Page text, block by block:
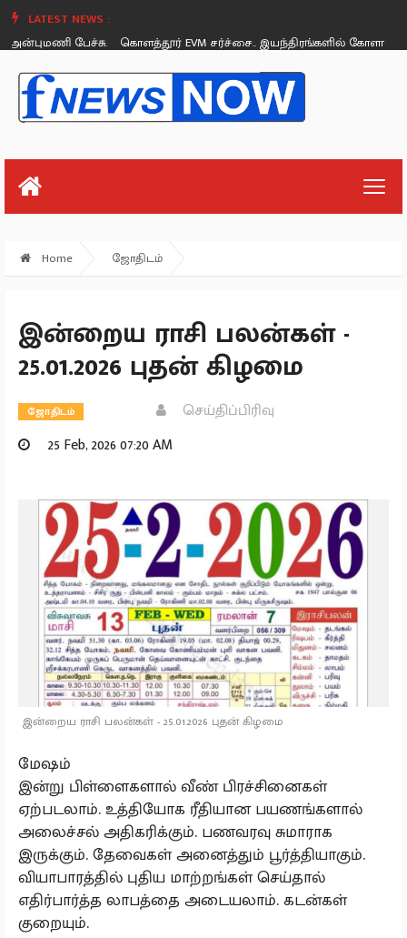
LATEST NEWS :
பேச்சு.
கொளத்தூர் EVM சர்ச்சை.. இயந்திரங்களில் கோளாறு
Sunday, August 26
Home ஜோதிடம்
இன்றைய ராசி பலன்கள் -
25.01.2026 புதன் கிழமை
ஜோதிடம்
செய்திப்பிரிவு
25 Feb, 2026 07:20 AM
இன்றைய ராசி பலன்கள் - 25.01.2026 புதன் கிழமை
மேஷம்
இன்று பிள்ளைகளால் வீண் பிரச்சினைகள்
ஏற்படலாம். உத்தியோக ரீதியான பயணங்களால்
அலைச்சல் அதிகரிக்கும். பணவரவு சுமாராக
இருக்கும். தேவைகள் அனைத்தும் பூர்த்தியாகும்.
வியாபாரத்தில் புதிய மாற்றங்கள் செய்தால்
எதிர்பார்த்த லாபத்தை அடையலாம். கடன்கள்
குறையும்.